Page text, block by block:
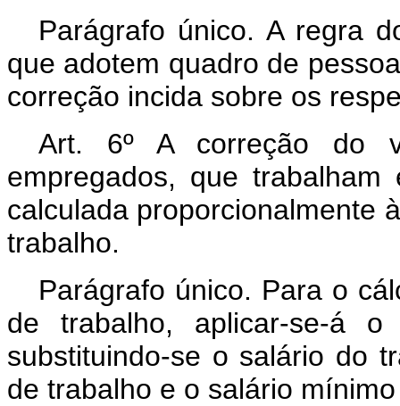
Parágrafo único. A regra
que adotem quadro de
correção incida sobre os
Art. 6º A correção do
empregados, que
calculada proporcionalmente
trabalho.
Parágrafo único. Para o
de trabalho, aplicar-se-á
substituindo-se o salário do
de trabalho e o salário